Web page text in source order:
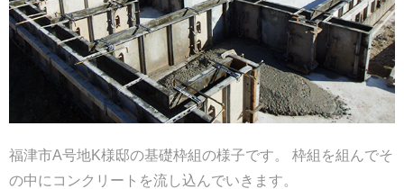
福津市A号地K様邸の基礎枠組の様子です。 枠組を組んでそ
の中にコンクリートを流し込んでいきます。